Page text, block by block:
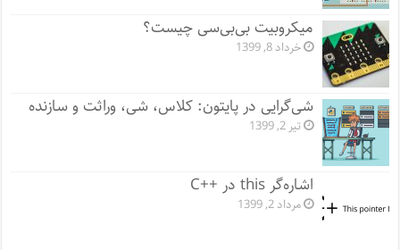
میکروبیت بی‌بی‌سی چیست؟
خرداد 8, 1399
شی‌گرایی در پایتون: کلاس، شی، وراثت و سازنده
تیر 2, 1399
اشاره‌گر this در ++C
مرداد 2, 1399